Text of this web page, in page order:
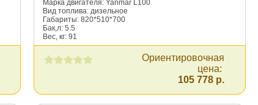
Марка двигателя: Yanmar L100
Вид топлива: дизельное
Габариты: 820*510*700
Бак,л: 5.5
Вес, кг: 91
Ориентировочная
цена:
105 778 р.